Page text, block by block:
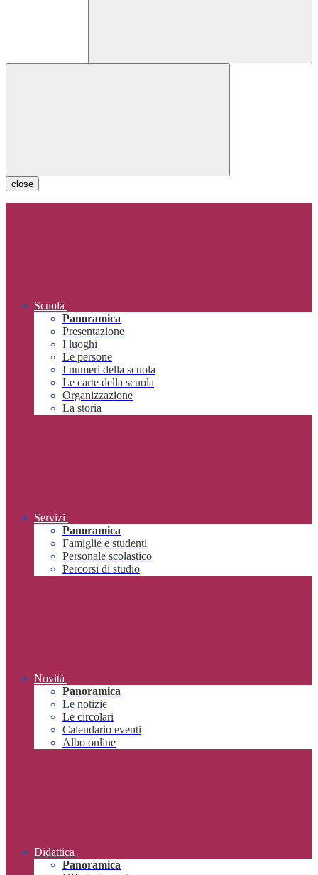
close
Scuola
Panoramica
Presentazione
I luoghi
Le persone
I numeri della scuola
Le carte della scuola
Organizzazione
La storia
Servizi
Panoramica
Famiglie e studenti
Personale scolastico
Percorsi di studio
Novità
Panoramica
Le notizie
Le circolari
Calendario eventi
Albo online
Didattica
Panoramica